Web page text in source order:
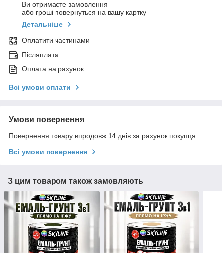
Ви отримаєте замовлення
або гроші повернуться на вашу картку
Детальніше
Оплатити частинами
Післяплата
Оплата на рахунок
Всі умови оплати
Умови повернення
Повернення товару впродовж 14 днів за рахунок покупця
Всі умови повернення
З цим товаром також замовляють